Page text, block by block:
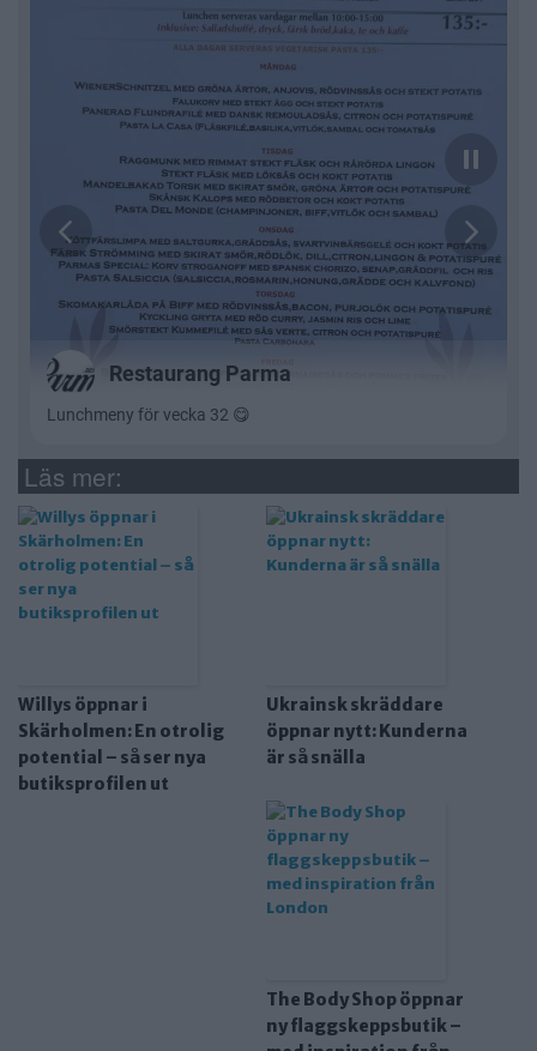
Läs mer:
Willys öppnar i
Skärholmen: En otrolig
potential – så ser nya
butiksprofilen ut
Ukrainsk skräddare
öppnar nytt: Kunderna
är så snälla
The Body Shop öppnar
ny flaggskeppsbutik –